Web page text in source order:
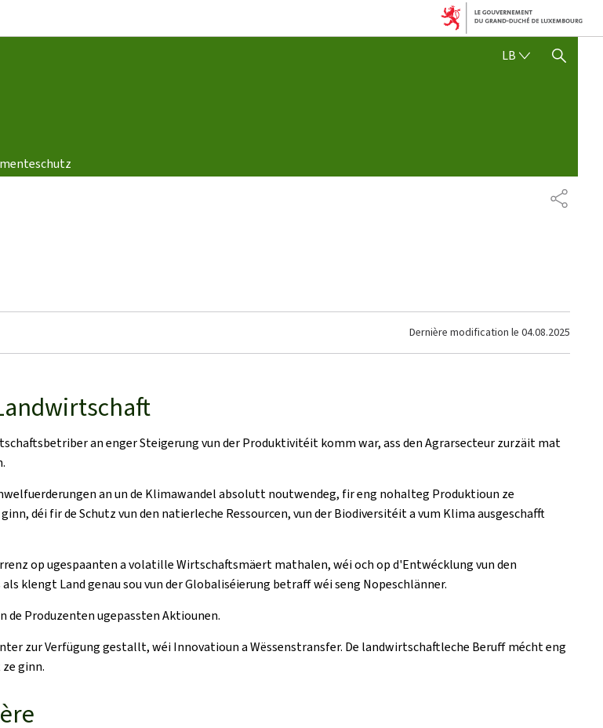
LB SHOW HIDE SEARCH
Dernière modification le 04.08.2025
an enger Steigerung vun der Produktivitéit komm war, ass den Agrarsecteur zurzäit mat
an un de Klimawandel absolutt noutwendeg, fir eng nohalteg Produktioun ze
déi fir de Schutz vun den natierleche Ressourcen, vun der Biodiversitéit a vum Klima ausgeschafft
op ugespaanten a volatille Wirtschaftsmäert mathalen, wéi och op d'Entwécklung vun den
klengt Land genau sou vun der Globaliséierung betraff wéi seng Nopeschlänner.
de Produzenten ugepassten Aktiounen.
zur Verfügung gestallt, wéi Innovatioun a Wëssenstransfer. De landwirtschaftleche Beruff mécht eng
ginn.